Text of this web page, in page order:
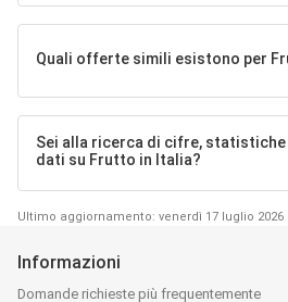
Quali offerte simili esistono per
Sei alla ricerca di cifre,
dati su Frutto in Italia?
Ultimo aggiornamento: venerdì 17 luglio 2026
Informazioni
Domande richieste più frequentemente